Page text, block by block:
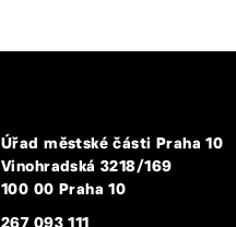
Úřad městské části Praha 10
Vinohradská 3218/169
100 00 Praha 10
267 093 111